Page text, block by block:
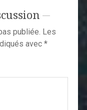
publiée. Les
avec *